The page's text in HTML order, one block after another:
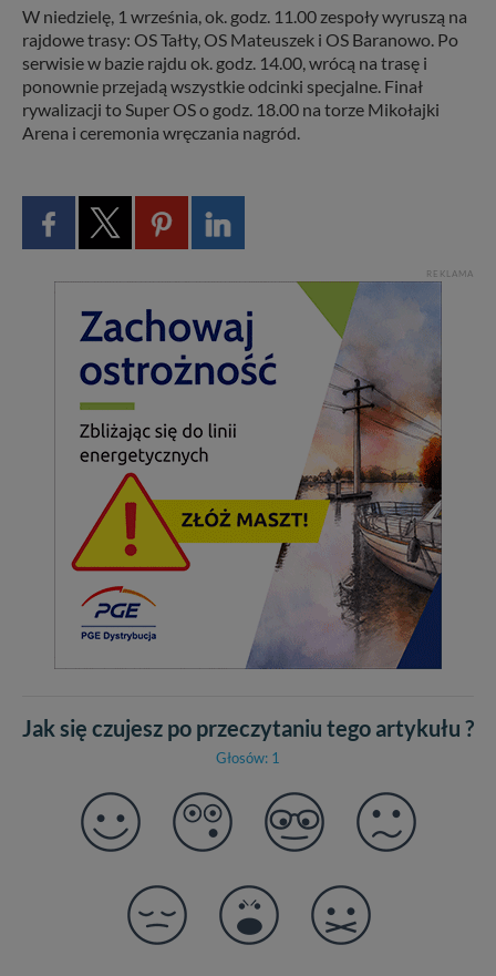
W niedzielę, 1 września, ok. godz. 11.00 zespoły wyruszą na
rajdowe trasy: OS Tałty, OS Mateuszek i OS Baranowo. Po
serwisie w bazie rajdu ok. godz. 14.00, wrócą na trasę i
ponownie przejadą wszystkie odcinki specjalne. Finał
rywalizacji to Super OS o godz. 18.00 na torze Mikołajki
Arena i ceremonia wręczania nagród.
REKLAMA
Jak się czujesz po przeczytaniu tego artykułu ?
Głosów: 1